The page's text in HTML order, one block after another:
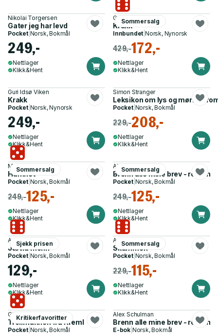
Nikolai Torgersen
Gater jeg har levd
Pocket| Norsk, Bokmål
249,-
Nettlager
Klikk&Hent
Sommersalg
Guri Idsø Viken
Krakk
Innbundet |Norsk, Nynorsk
429,-172,-
Nettlager
Klikk&Hent
Guri Idsø Viken
Krakk
Pocket| Norsk, Nynorsk
249,-
Nettlager
Klikk&Hent
Simon Stranger
Leksikon om lys og mørke -
Pocket| Norsk, Bokmål
229,-208,-
Nettlager
Klikk&Hent
Sommersalg
Maggie O'Farrell
Hamnet
Pocket| Norsk, Bokmål
249,-125,-
Nettlager
Klikk&Hent
Sommersalg
Alex Schulman
Brenn alle mine brev - roman
Pocket| Norsk, Bokmål
249,-125,-
Nettlager
Klikk&Hent
Sjekk prisen
Andrev Walden
Jævla menn
Pocket| Norsk, Bokmål
129,-
Nettlager
Klikk&Hent
Sommersalg
Annie Ernaux
Skammen
Pocket| Norsk, Bokmål
229,-115,-
Nettlager
Klikk&Hent
Kritikerfavoritter
Giuliano Da Empoli
Trollmannen fra Kreml
Pocket| Norsk, Bokmål
Alex Schulman
Brenn alle mine brev - roman
E-bok Norsk, Bokmål